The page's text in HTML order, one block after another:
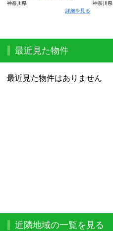
神奈川県
詳細を見る
神奈川県
最近見た物件
最近見た物件はありません
近隣地域の一覧を見る